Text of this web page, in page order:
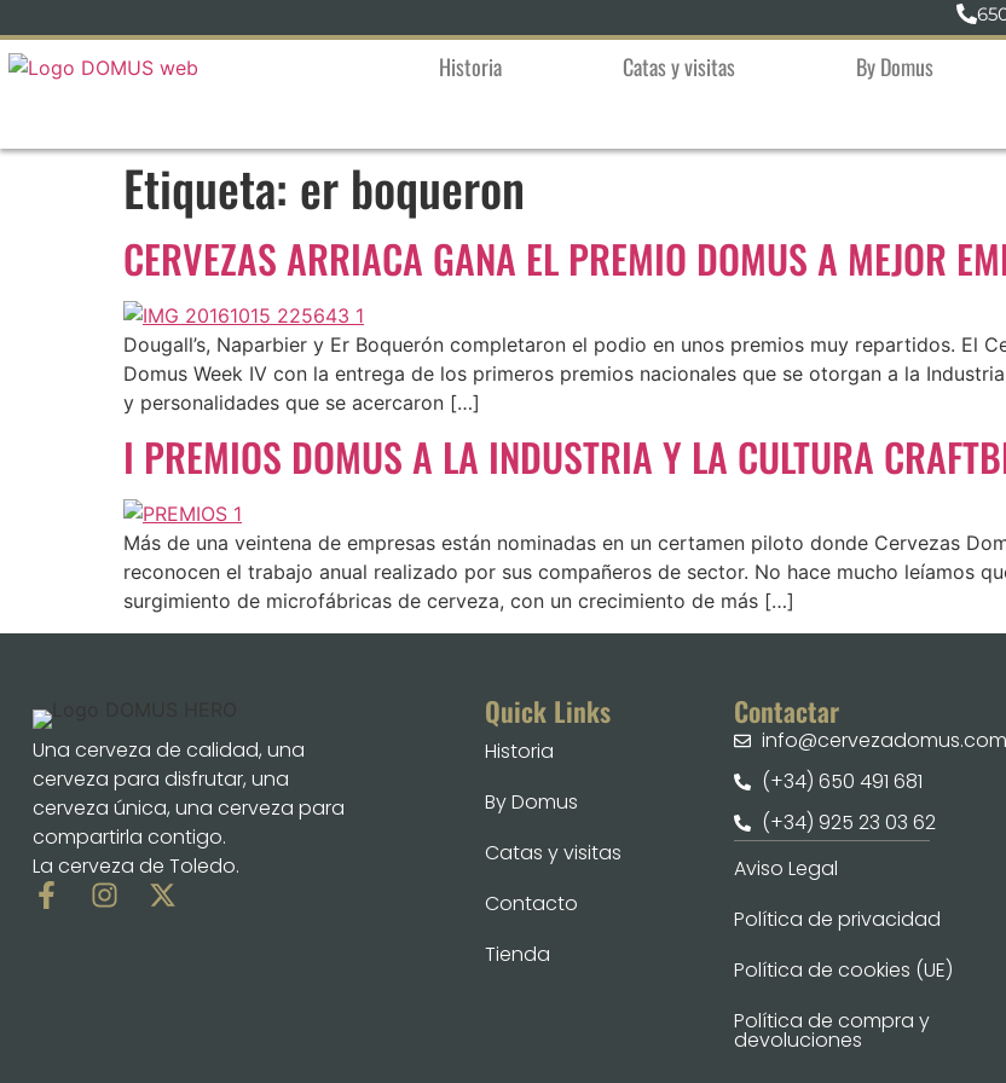
Historia Catas y visitas By Domus
Etiqueta: er boqueron
CERVEZAS ARRIACA GANA EL PREMIO DOMUS A MEJOR
Dougall’s, Naparbier y Er Boquerón completaron el podio en unos premios muy repartidos. El
Domus Week IV con la entrega de los primeros premios nacionales que se otorgan a la
y personalidades que se acercaron […]
I PREMIOS DOMUS A LA INDUSTRIA Y LA CULTURA
Más de una veintena de empresas están nominadas en un certamen piloto donde Cervezas
reconocen el trabajo anual realizado por sus compañeros de sector. No hace mucho leíamos
surgimiento de microfábricas de cerveza, con un crecimiento de más […]
Una cerveza de calidad, una
cerveza para disfrutar, una
cerveza única, una cerveza para
compartirla contigo.
La cerveza de Toledo.
Quick Links
Historia
By Domus
Catas y visitas
Contacto
Tienda
Contactar
info@cervezadomus.com
(+34) 650 491 681
(+34) 925 23 03 62
Aviso Legal
Política de privacidad
Política de cookies (UE)
Política de compra y
devoluciones